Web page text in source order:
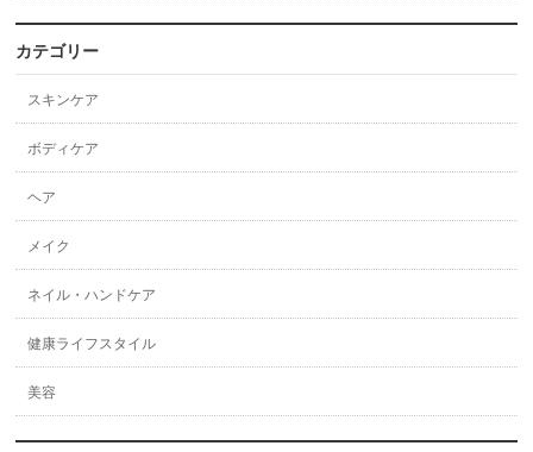
カテゴリー
スキンケア
ボディケア
ヘア
メイク
ネイル・ハンドケア
健康ライフスタイル
美容